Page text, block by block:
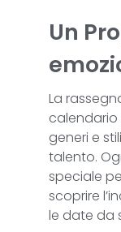
Un
La
generi e
talento.
speciale
scoprire
le date da